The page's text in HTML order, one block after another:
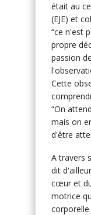
était au
(EJE) et
“ce n'est
propre
passion
Cette
“On
mais on
d'être
A travers
dit
cœur et
motrice